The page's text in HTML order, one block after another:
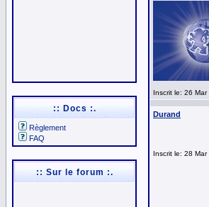
:: Docs :.
Règlement
FAQ
:: Sur le forum :.
Inscrit le: 26 Mar
Durand
Inscrit le: 28